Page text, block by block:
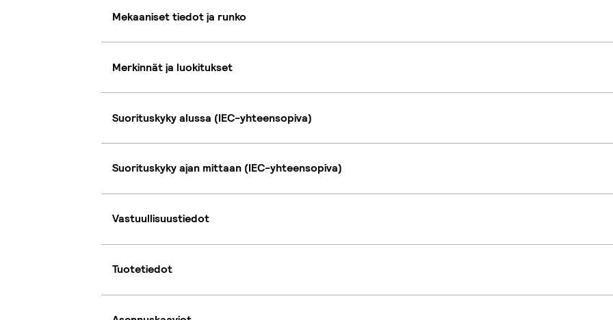
Mekaaniset tiedot ja runko
Merkinnät ja luokitukset
Suorituskyky alussa (IEC-yhteensopiva)
Suorituskyky ajan mittaan (IEC-yhteensopiva)
Vastuullisuustiedot
Tuotetiedot